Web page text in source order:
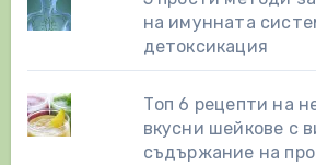
на имунната
детоксикация
Топ 6 рецепти на
вкусни шейкове с
съдържание на